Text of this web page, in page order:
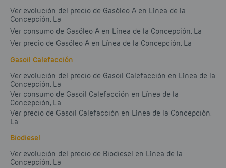
Ver evolución del precio de Gasóleo A en Línea de la
Concepción, La
Ver consumo de Gasóleo A en Línea de la Concepción, La
Ver precio de Gasóleo A en Línea de la Concepción, La
Gasoil Calefacción
Ver evolución del precio de Gasoil Calefacción en Línea de la
Concepción, La
Ver consumo de Gasoil Calefacción en Línea de la
Concepción, La
Ver precio de Gasoil Calefacción en Línea de la Concepción,
La
Biodiesel
Ver evolución del precio de Biodiesel en Línea de la
Concepción, La